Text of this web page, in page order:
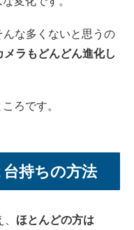
な多くないと思うの
ラもどんどん進化し
ろです。
持ちの方法
ほとんどの方は